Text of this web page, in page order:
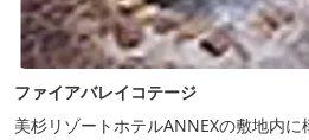
ファイアバレイコテージ
美杉リゾートホテルANNEXの敷地内